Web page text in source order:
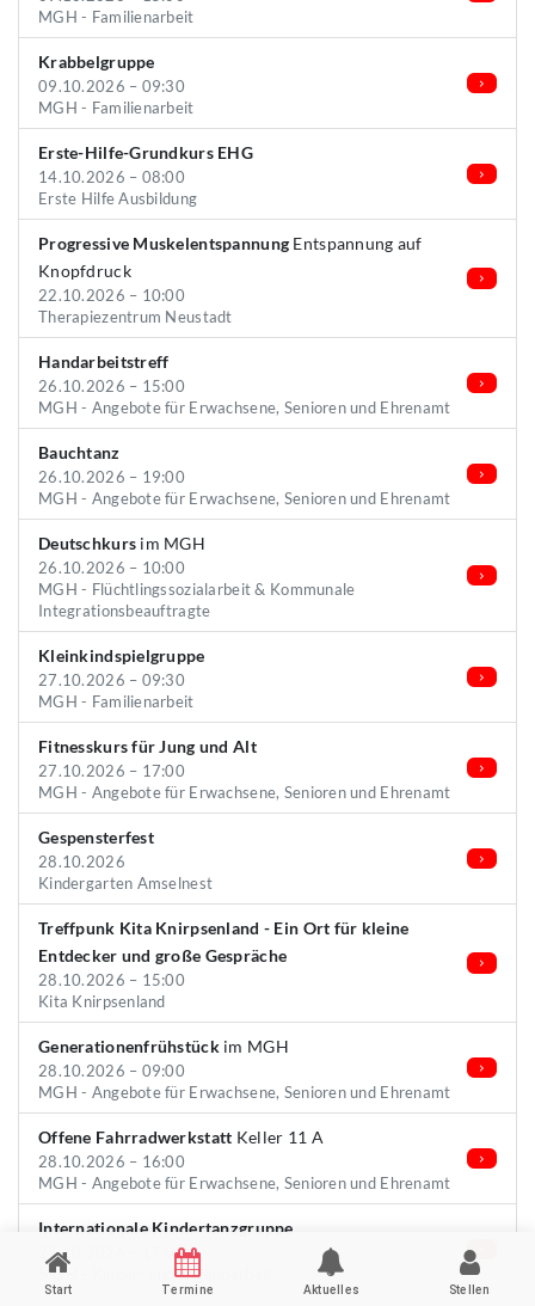
MGH - Familienarbeit
Krabbelgruppe
09.10.2026 – 09:30
MGH - Familienarbeit
Erste-Hilfe-Grundkurs EHG
14.10.2026 – 08:00
Erste Hilfe Ausbildung
Progressive Muskelentspannung Entspannung auf
Knopfdruck
22.10.2026 – 10:00
Therapiezentrum Neustadt
Handarbeitstreff
26.10.2026 – 15:00
MGH - Angebote für Erwachsene, Senioren und Ehrenamt
Bauchtanz
26.10.2026 – 19:00
MGH - Angebote für Erwachsene, Senioren und Ehrenamt
Deutschkurs im MGH
26.10.2026 – 10:00
MGH - Flüchtlingssozialarbeit & Kommunale
Integrationsbeauftragte
Kleinkindspielgruppe
27.10.2026 – 09:30
MGH - Familienarbeit
Fitnesskurs für Jung und Alt
27.10.2026 – 17:00
MGH - Angebote für Erwachsene, Senioren und Ehrenamt
Gespensterfest
28.10.2026
Kindergarten Amselnest
Treffpunk Kita Knirpsenland - Ein Ort für kleine
Entdecker und große Gespräche
28.10.2026 – 15:00
Kita Knirpsenland
Generationenfrühstückim MGH
28.10.2026 – 09:00
MGH - Angebote für Erwachsene, Senioren und Ehrenamt
Offene Fahrradwerkstatt Keller 11 A
28.10.2026 – 16:00
MGH - Angebote für Erwachsene, Senioren und Ehrenamt
Internationale Kindertanzgruppe
28.10.2026 – 17:00
MGH - Kinder- und Jugendarbeit
Start Termine Aktuelles Stellen